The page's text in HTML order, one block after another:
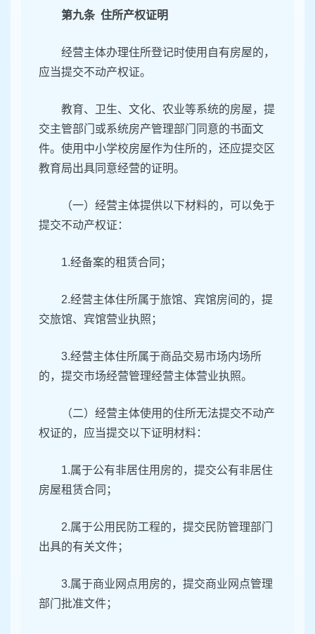
第九条 住所产权证明
经营主体办理住所登记时使用自有房屋的，
应当提交不动产权证。
教育、卫生、文化、农业等系统的房屋，提
交主管部门或系统房产管理部门同意的书面文
件。使用中小学校房屋作为住所的，还应提交区
教育局出具同意经营的证明。
（一）经营主体提供以下材料的，可以免于
提交不动产权证：
1.经备案的租赁合同；
2.经营主体住所属于旅馆、宾馆房间的，提
交旅馆、宾馆营业执照；
3.经营主体住所属于商品交易市场内场所
的，提交市场经营管理经营主体营业执照。
（二）经营主体使用的住所无法提交不动产
权证的，应当提交以下证明材料：
1.属于公有非居住用房的，提交公有非居住
房屋租赁合同；
2.属于公用民防工程的，提交民防管理部门
出具的有关文件；
3.属于商业网点用房的，提交商业网点管理
部门批准文件；